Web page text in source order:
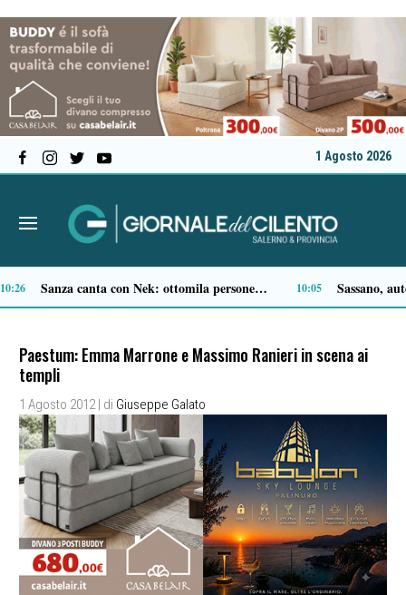
1 Agosto 2026
Ascea Marina, bimbo rischia di soffocare in spiaggia: decisivo l’intervento dei soccorritori 21:00 Campi Flegrei, dopo il sisma proseguono i controlli: paura tra i residenti 19:47
Paestum: Emma Marrone e Massimo Ranieri in scena ai
templi
1 Agosto 2012 | di Giuseppe Galato